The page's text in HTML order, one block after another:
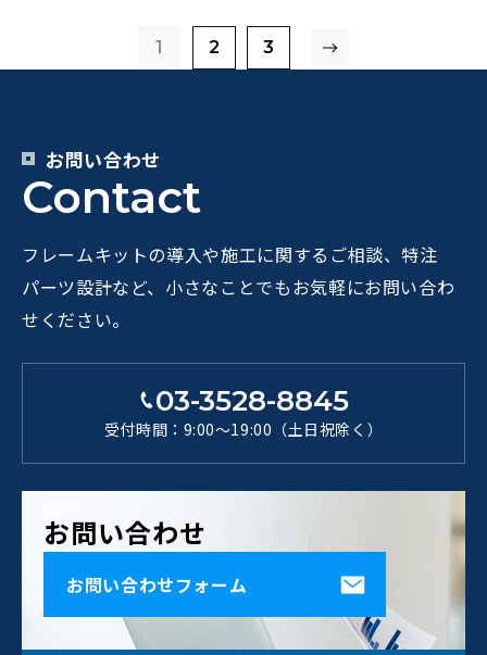
1 2 3
お問い合わせ
Contact
フレームキットの導入や施工に関するご相談、特注
パーツ設計など、小さなことでもお気軽にお問い合わ
せください。
03-3528-8845
受付時間：9:00～19:00（土日祝除く）
お問い合わせ
お問い合わせフォーム